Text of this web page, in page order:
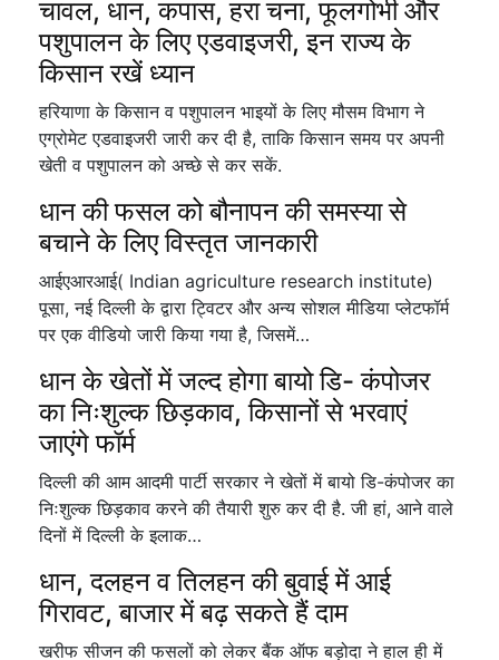
चावल, धान, कपास, हरा चना, फूलगोभी और
पशुपालन के लिए एडवाइजरी, इन राज्य के
किसान रखें ध्यान
हरियाणा के किसान व पशुपालन भाइयों के लिए मौसम विभाग ने
एग्रोमेट एडवाइजरी जारी कर दी है, ताकि किसान समय पर अपनी
खेती व पशुपालन को अच्छे से कर सकें.
धान की फसल को बौनापन की समस्या से
बचाने के लिए विस्तृत जानकारी
आईएआरआई( Indian agriculture research institute)
पूसा, नई दिल्ली के द्वारा ट्विटर और अन्य सोशल मीडिया प्लेटफॉर्म
पर एक वीडियो जारी किया गया है, जिसमें…
धान के खेतों में जल्द होगा बायो डि- कंपोजर
का निःशुल्क छिड़काव, किसानों से भरवाएं
जाएंगे फॉर्म
दिल्ली की आम आदमी पार्टी सरकार ने खेतों में बायो डि-कंपोजर का
निःशुल्क छिड़काव करने की तैयारी शुरु कर दी है. जी हां, आने वाले
दिनों में दिल्ली के इलाक…
धान, दलहन व तिलहन की बुवाई में आई
गिरावट, बाजार में बढ़ सकते हैं दाम
खरीफ सीजन की फसलों को लेकर बैंक ऑफ बड़ोदा ने हाल ही में